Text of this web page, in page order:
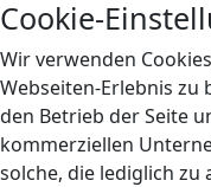
Cookie-
Wir verwenden
Webseiten-Erlebnis zu
den Betrieb der Seite
kommerziellen
solche, die lediglich